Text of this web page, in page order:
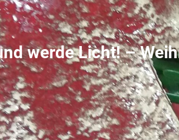
werde Licht! –